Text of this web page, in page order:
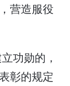
营造服役
功勋的，
彰的规定